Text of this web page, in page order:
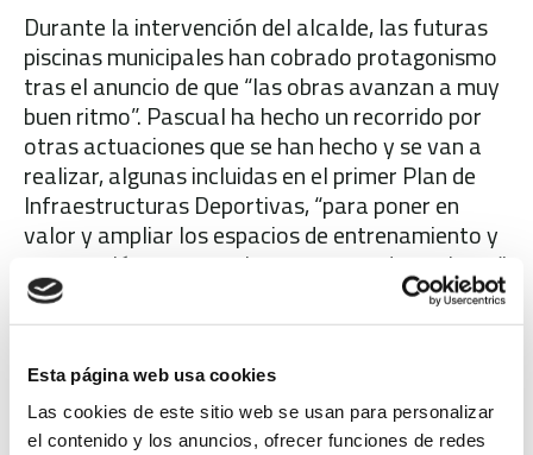
Esta página web usa cookies
Las cookies de este sitio web se usan para personalizar
el contenido y los anuncios, ofrecer funciones de redes
Durante la intervención del alcalde, las futuras
piscinas municipales han cobrado protagonismo
tras el anuncio de que “las obras avanzan a muy
buen ritmo”. Pascual ha hecho un recorrido por
otras actuaciones que se han hecho y se van a
realizar, algunas incluidas en el primer Plan de
Infraestructuras Deportivas, “para poner en
valor y ampliar los espacios de entrenamiento y
preparación que necesitan nuestros deportistas”.
Por su parte, Bernabeu ha remarcado la labor
acogida de eventos de carácter nacional e
internacional “que contribuyen a proyectar la
imagen de un municipio deportivo de referencia”.